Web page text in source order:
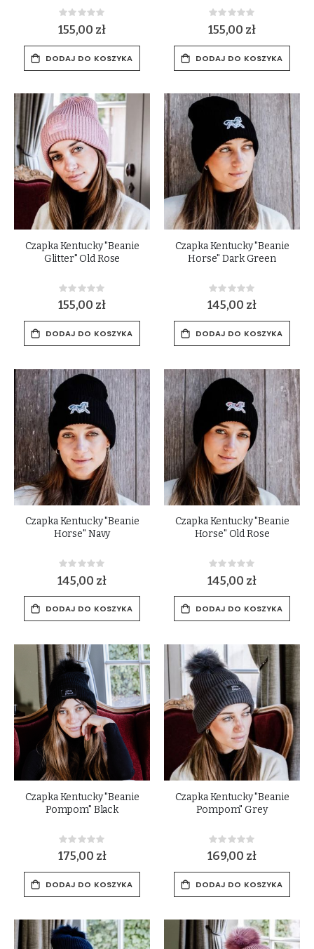
Rating:
0%
155,00 zł
DODAJ DO KOSZYKA
Rating:
0%
155,00 zł
DODAJ DO KOSZYKA
Czapka Kentucky "Beanie
Glitter" Old Rose
Rating:
0%
155,00 zł
DODAJ DO KOSZYKA
Czapka Kentucky "Beanie
Horse" Dark Green
Rating:
0%
145,00 zł
DODAJ DO KOSZYKA
Czapka Kentucky "Beanie
Horse" Navy
Rating:
0%
145,00 zł
DODAJ DO KOSZYKA
Czapka Kentucky "Beanie
Horse" Old Rose
Rating:
0%
145,00 zł
DODAJ DO KOSZYKA
Czapka Kentucky "Beanie
Pompom" Black
Rating:
0%
175,00 zł
DODAJ DO KOSZYKA
Czapka Kentucky "Beanie
Pompom" Grey
Rating:
0%
169,00 zł
DODAJ DO KOSZYKA